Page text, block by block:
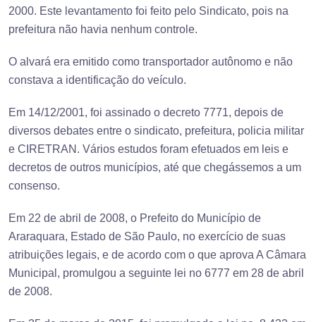
2000. Este levantamento foi feito pelo Sindicato, pois na
prefeitura não havia nenhum controle.
O alvará era emitido como transportador autônomo e não
constava a identificação do veículo.
Em 14/12/2001, foi assinado o decreto 7771, depois de
diversos debates entre o sindicato, prefeitura, policia militar
e CIRETRAN. Vários estudos foram efetuados em leis e
decretos de outros municípios, até que chegássemos a um
consenso.
Em 22 de abril de 2008, o Prefeito do Município de
Araraquara, Estado de São Paulo, no exercício de suas
atribuições legais, e de acordo com o que aprova A Câmara
Municipal, promulgou a seguinte lei no 6777 em 28 de abril
de 2008.